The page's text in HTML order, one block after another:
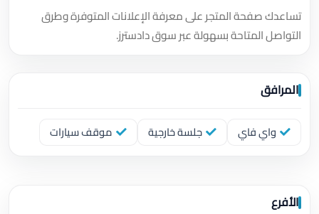
تساعدك صفحة المتجر على معرفة الإعلانات المتوفرة وطرق
التواصل المتاحة بسهولة عبر سوق دادسترز.
المرافق
واي فاي جلسة خارجية موقف سيارات
الأفرع